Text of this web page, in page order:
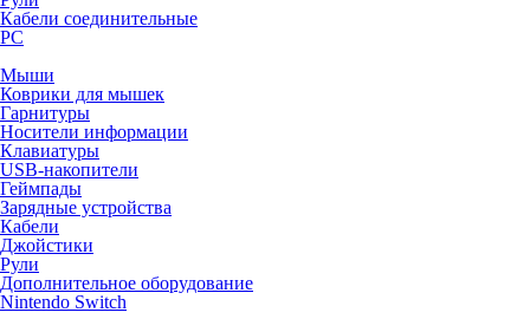
Кабели соединительные
PC
Мыши
Коврики для мышек
Гарнитуры
Носители информации
Клавиатуры
USB-накопители
Геймпады
Зарядные устройства
Кабели
Джойстики
Рули
Дополнительное оборудование
Nintendo Switch